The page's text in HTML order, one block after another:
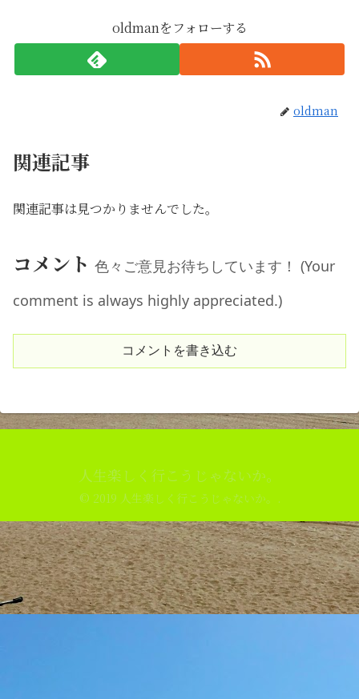
oldmanをフォローする
oldman
関連記事
関連記事は見つかりませんでした。
コメント 色々ご意見お待ちしています！ (Your
comment is always highly appreciated.)
コメントを書き込む
人生楽しく行こうじゃないか。
© 2019 人生楽しく行こうじゃないか。.